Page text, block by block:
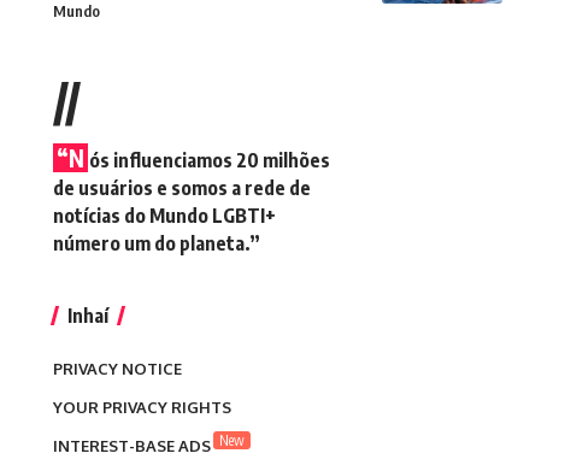
Mundo
//
“N ós influenciamos 20 milhões
de usuários e somos a rede de
notícias do Mundo LGBTI+
número um do planeta.”
Inhaí
PRIVACY NOTICE
YOUR PRIVACY RIGHTS
INTEREST-BASE ADS New